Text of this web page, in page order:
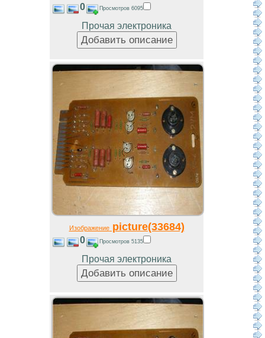
0 Просмотров 6095
Прочая электроника
Изображениеpicture(33684)
0 Просмотров 5135
Прочая электроника